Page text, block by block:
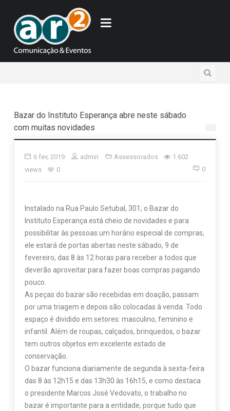
Bazar do Instituto Esperança abre neste sábado
com muitas novidades
6 fev, 2019 admin Assessorados
1.602
views
0 0
Instalado na Rua Paulo Setubal, 301, o Bazar do
Instituto Esperança está cheio de novidades e para
possibilitar às pessoas um horário especial de compras,
ele estará de portas abertas neste sábado, 9 de
fevereiro, das 8 às 12 horas para receber a todos que
deverão aproveitar para fazer boas compras pagando
pouco.
As peças do bazar são recebidas em doação, passam
por uma triagem e depois são colocadas à venda. Todo
espaço é dividido em setores: masculino, feminino e
infantil. Além de roupas, calçados, brinquedos, o bazar
tem outros objetos em excelente estado de
conservação.
O bazar funciona diariamente de segunda à sexta-feira
das 8 às 12h15 e das 13h30 às 16h15, e como destaca
o presidente Marcos José Vedovato, o trabalho no
bazar é importante para a entidade, porque tudo que